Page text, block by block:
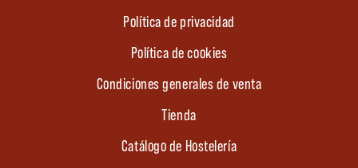
Política de privacidad
Política de cookies
Condiciones generales de venta
Tienda
Catálogo de Hostelería